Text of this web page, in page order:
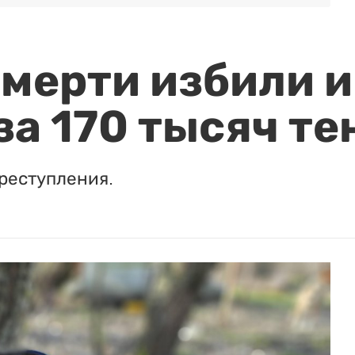
избили
170 тысяч